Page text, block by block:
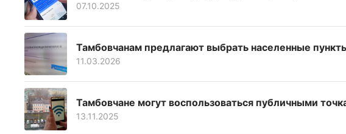
07.10.2025
Тамбовчанам предлагают выбрать населенные
11.03.2026
Тамбовчане могут воспользоваться публичными
13.11.2025